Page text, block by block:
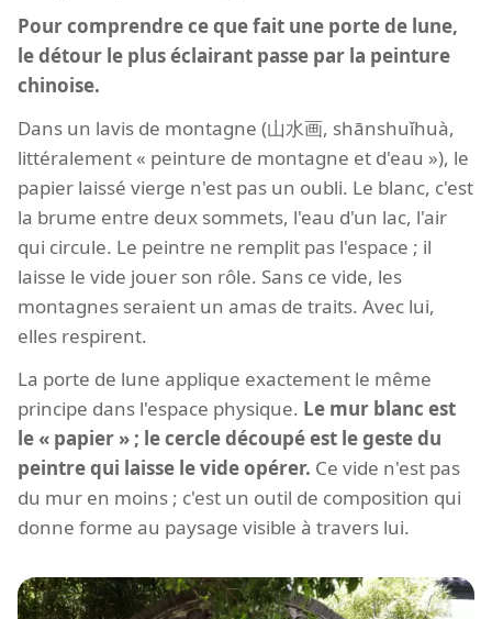
Pour comprendre ce que fait une porte de lune,
le détour le plus éclairant passe par la peinture
chinoise.
Dans un lavis de montagne (山水画, shānshuǐhuà,
littéralement « peinture de montagne et d'eau »), le
papier laissé vierge n'est pas un oubli. Le blanc, c'est
la brume entre deux sommets, l'eau d'un lac, l'air
qui circule. Le peintre ne remplit pas l'espace ; il
laisse le vide jouer son rôle. Sans ce vide, les
montagnes seraient un amas de traits. Avec lui,
elles respirent.
La porte de lune applique exactement le même
principe dans l'espace physique. Le mur blanc est
le « papier » ; le cercle découpé est le geste du
peintre qui laisse le vide opérer. Ce vide n'est pas
du mur en moins ; c'est un outil de composition qui
donne forme au paysage visible à travers lui.